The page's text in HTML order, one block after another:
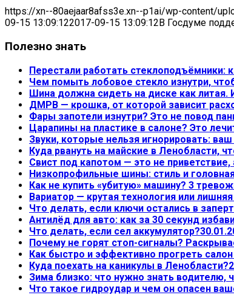
https://xn--80aejaar8afss3e.xn--p1ai/wp-content/
09-15 13:09:122017-09-15 13:09:12 В Госдуме
Полезно знать
Перестали работать стеклоподъёмники:
Чем помыть лобовое стекло изнутри,
Шина должна сидеть на диске как
ДМРВ — крошка, от которой зависит
Фары запотели изнутри? Это не повод
Царапины на пластике в салоне? Это
Звуки, которые нельзя игнорировать:
Куда рвануть на майские в Ленобласти,
Свист под капотом — это не приветствие,
Низкопрофильные шины: стиль и
Как не купить «убитую» машину? 3
Вариатор — крутая технология или
Что делать, если ключи остались в
Антилёд для авто: как за 30 секунд
Что делать, если сел аккумулятор?
Почему не горят стоп-сигналы?
Как быстро и эффективно прогреть
Куда поехать на каникулы в Ленобласти?
Зима близко: что нужно знать водителю,
Что такое гидроудар и чем он опасен